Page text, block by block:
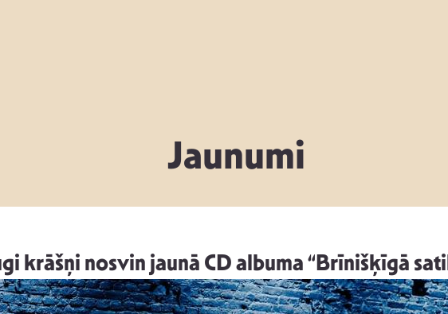
Jaunumi
krāšņi nosvin jaunā CD albuma “Brīnišķīgā